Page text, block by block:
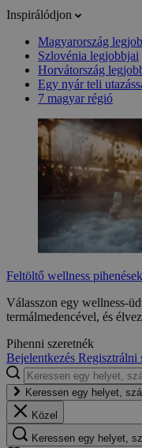
Inspirálódjon
Magyarország
Szlovénia legjobbjai
Horvátország
Egy nyár teli
7 magyar régió
Feltöltő wellness pihenések
Válasszon egy wellness-
termálmedencével, és
Pihenni szeretnék
Bejelentkezés Regisztrálni
Keressen egy helyet,
Közel
Keressen egy helyet,